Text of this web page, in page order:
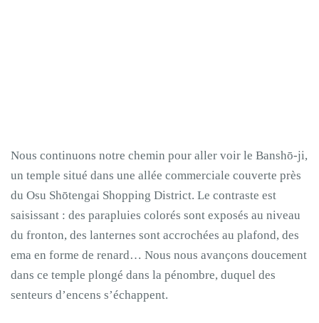
Nous continuons notre chemin pour aller voir le Banshō-ji,
un temple situé dans une allée commerciale couverte près
du Osu Shōtengai Shopping District. Le contraste est
saisissant : des parapluies colorés sont exposés au niveau
du fronton, des lanternes sont accrochées au plafond, des
ema en forme de renard… Nous nous avançons doucement
dans ce temple plongé dans la pénombre, duquel des
senteurs d’encens s’échappent.